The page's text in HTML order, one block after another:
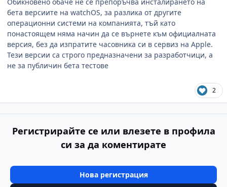
бета версиите на watchOS, за разлика от другите
операционни системи на компанията, тъй като
понастоящем няма начин да се върнете към официалната
версия, без да изпратите часовника си в сервиз на Apple.
Тези версии са строго предназначени за разработчици, а
не за публичин бета тестове
2
Регистрирайте се или влезете в профила
си за да коментирате
Нова регистрация